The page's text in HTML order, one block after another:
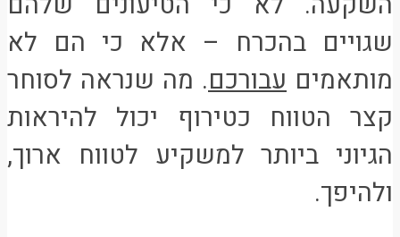
שגויים בהכרח – אלא כי הם לא
מותאמים עבורכם. מה שנראה לסוחר
קצר הטווח כטירוף יכול להיראות
הגיוני ביותר למשקיע לטווח ארוך,
ולהיפך.